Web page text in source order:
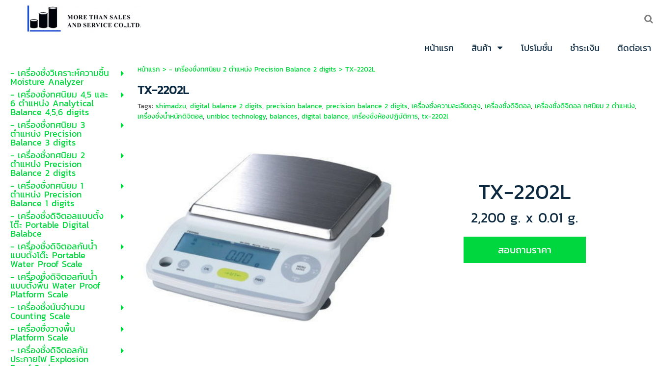
หน้าแรก สินค้า โปรโมชั่น ชำระเงิน
ติดต่อเรา
- เครื่องชั่งวิเคราะห์ความชื้น
Moisture Analyzer
- เครื่องชั่งทศนิยม 4,5 และ
6 ตำแหน่ง Analytical
Balance 4,5,6 digits
- เครื่องชั่งทศนิยม 3
ตำแหน่ง Precision
Balance 3 digits
- เครื่องชั่งทศนิยม 2
ตำแหน่ง Precision
Balance 2 digits
- เครื่องชั่งทศนิยม 1
ตำแหน่ง Precision
Balance 1 digits
- เครื่องชั่งดิจิตอลแบบตั้ง
โต๊ะ Portable Digital
Balabce
- เครื่องชั่งดิจิตอลกันน้ำ
แบบตั้งโต๊ะ Portable
Water Proof Scale
- เครื่องชั่งดิจิตอลกันน้ำ
แบบตั้งพื้น Water Proof
Platform Scale
- เครื่องชั่งนับจำนวน
Counting Scale
- เครื่องชั่งวางพื้น
Platform Scale
- เครื่องชั่งดิจิตอลกัน
ประกายไฟ Explosion
หน้าแรก > - เครื่องชั่งทศนิยม 2 ตำแหน่ง Precision Balance 2 digits > TX-2202L
TX-2202L
Tags:shimadzu,digital balance 2 digits,precision balance,precision balance 2 digits,เครื่องชั่งความละเอียดสูง,เครื่องชั่งดิจิตอล,เครื่องชั่งดิจิตอล ทศนิยม 2 ตำแหน่ง,
เครื่องชั่งน้ำหนักดิจิตอล,unibloc technology,balances,digital balance,เครื่องชั่งห้องปฏิบัติการ,tx-2202l
TX-2202L
2,200 g. x 0.01 g.
สอบถามราคา